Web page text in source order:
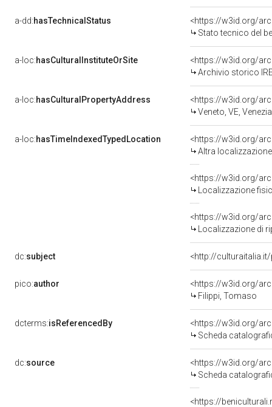
a-dd:hasTechnicalStatus
<https://w3id.org/
Stato tecnico del
a-loc:hasCulturalInstituteOrSite
Archivio storico
a-loc:hasCulturalPropertyAddress
<https://w3id.org/
Veneto, VE, Venezia
a-loc:hasTimeIndexedTypedLocation
<https://w3id.org/
Altra localizzazione
<https://w3id.org/
Localizzazione
<https://w3id.org/
Localizzazione di
dc:subject <http://
pico:author
<https://w3id.org/
Filippi, Tomaso
dcterms:isReferencedBy
<https://w3id.org/
Scheda
dc:source
<https://w3id.org/
Scheda